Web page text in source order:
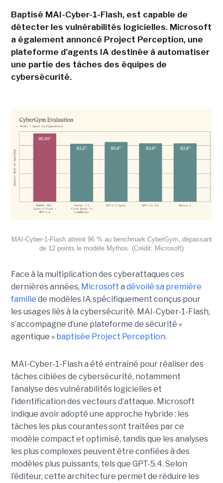
Baptisé MAI-Cyber-1-Flash, est capable de
détecter les vulnérabilités logicielles. Microsoft
a également annoncé Project Perception, une
plateforme d'agents IA destinée à automatiser
une partie des tâches des équipes de
cybersécurité.
MAI-Cyber-1-Flash atteint 96 % au benchmark CyberGym, dépassant
de 12 points le modèle Mythos. (Crédit: Microsoft)
Face à la multiplication des cyberattaques ces
dernières années, Microsoft a dévoilé sa première
famille de modèles IA spécifiquement conçus pour
les usages liés à la cybersécurité. MAI-Cyber-1-Flash,
s’accompagne d’une plateforme de sécurité «
agentique » baptisée Project Perception.
MAI-Cyber-1-Flash a été entraîné pour réaliser des
tâches ciblées de cybersécurité, notamment
l’analyse des vulnérabilités logicielles et
l’identification des vecteurs d’attaque. Microsoft
indique avoir adopté une approche hybride : les
tâches les plus courantes sont traitées par ce
modèle compact et optimisé, tandis que les analyses
les plus complexes peuvent être confiées à des
modèles plus puissants, tels que GPT-5.4. Selon
l’éditeur, cette architecture permet de réduire les